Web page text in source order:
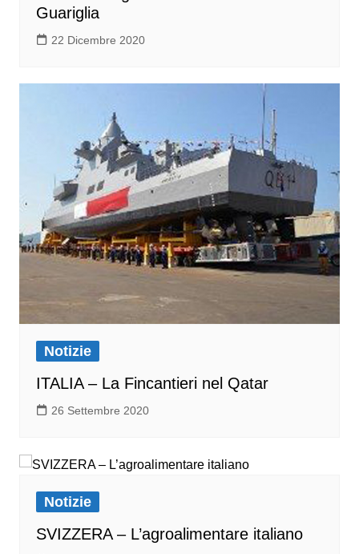
Guariglia
22 Dicembre 2020
Notizie
ITALIA – La Fincantieri nel Qatar
26 Settembre 2020
Notizie
SVIZZERA – L’agroalimentare italiano